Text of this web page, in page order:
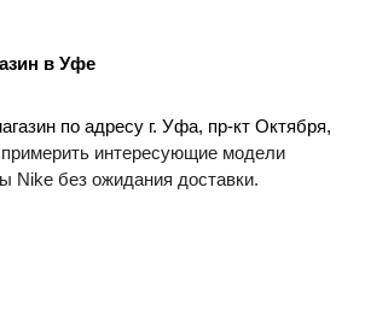
в Уфе
по адресу г. Уфа, пр-кт Октября,
интересующие модели
Nike без ожидания доставки.